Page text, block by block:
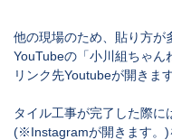
他の現場のため、貼り方が
YouTubeの「小川組ちゃん
リンク先Youtubeが開きま
タイル工事が完了した際に
(※Instagramが開きます。)